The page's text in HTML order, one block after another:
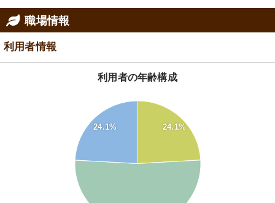
職場情報
利用者情報
利用者の年齢構成
24.1%
24.1%